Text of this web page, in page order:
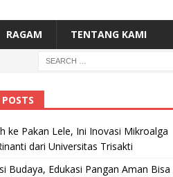
RAGAM TENTANG KAMI
ke Pakan Lele, Ini Inovasi Mikroalga
dari Universitas Trisakti
Budaya, Edukasi Pangan Aman Bisa